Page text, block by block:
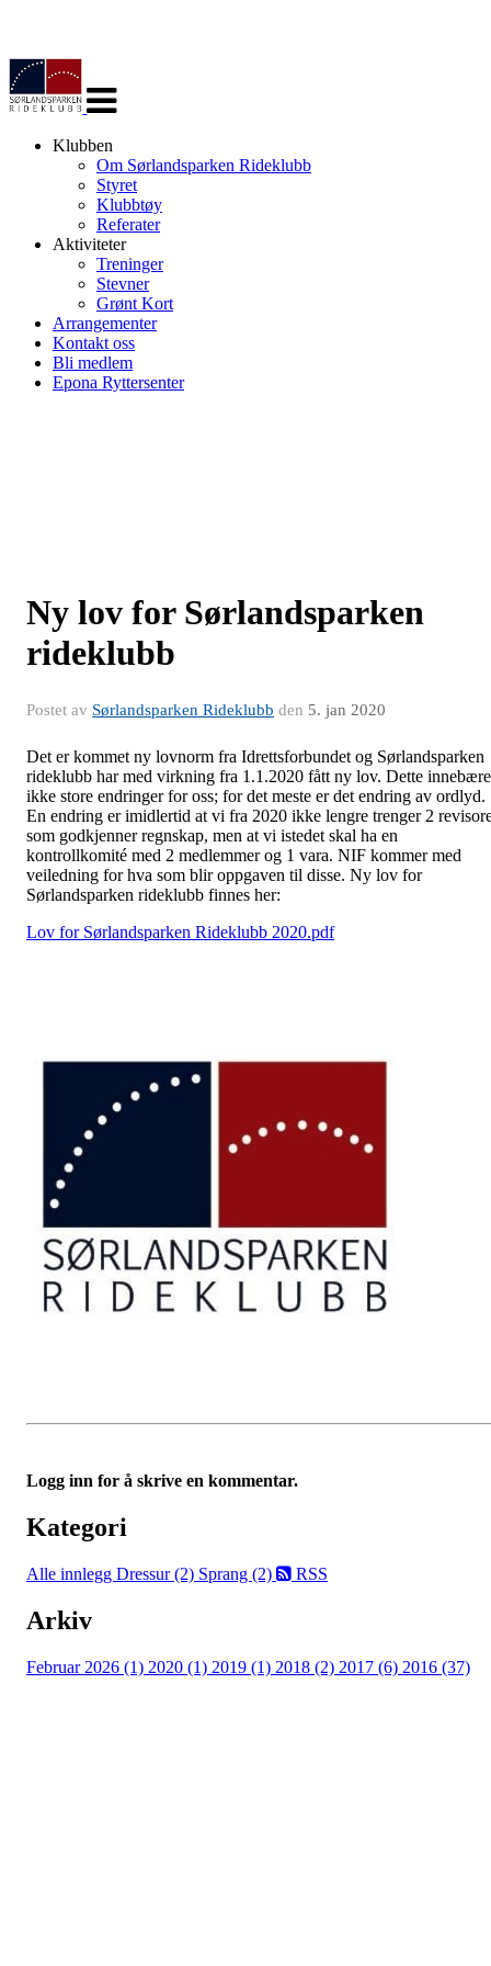
navigasjon
Klubben
Om Sørlandsparken Rideklubb
Styret
Klubbtøy
Referater
Aktiviteter
Treninger
Stevner
Grønt Kort
Arrangementer
Kontakt oss
Bli medlem
Epona Ryttersenter
Ny lov for Sørlandsparken
rideklubb
Postet av Sørlandsparken Rideklubb den 5. jan 2020
Det er kommet ny lovnorm fra Idrettsforbundet og Sørlandsparken
rideklubb har med virkning fra 1.1.2020 fått ny lov. Dette
ikke store endringer for oss; for det meste er det endring av ordlyd.
En endring er imidlertid at vi fra 2020 ikke lengre trenger 2
som godkjenner regnskap, men at vi istedet skal ha en
kontrollkomité med 2 medlemmer og 1 vara. NIF kommer med
veiledning for hva som blir oppgaven til disse. Ny lov for
Sørlandsparken rideklubb finnes her:
Lov for Sørlandsparken Rideklubb 2020.pdf
Logg inn for å skrive en kommentar.
Kategori
Alle innlegg Dressur (2) Sprang (2) RSS
Arkiv
Februar 2026 (1) 2020 (1) 2019 (1) 2018 (2) 2017 (6) 2016 (37)